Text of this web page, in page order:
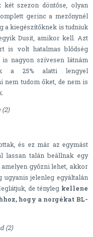
szezon döntőse, olyan
gerinc a mezőnynél
a kiegészítőknek is tudniuk
Dusit, amikor kell. Azt
is volt hatalmas blődség
nagyon szívesen látnám
a 25% alatti lengyel
nem tudom őket, de nem is
(2)
és ez már az egymást
lassan talán beállnak egy
győzni lehet, akkor
jelenleg egyáltalán
de tényleg kellene
hogy a norgékat BL-
(2)